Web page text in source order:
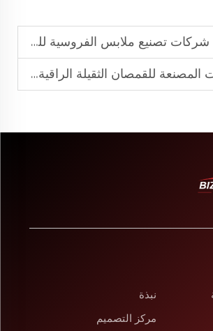
تصنيع ملابس الفروسية للرياضيين التنافسيين
للقمصان الثقيلة الراقية للتعاون في مجال الأزياء
نبذة
مركز التصميم